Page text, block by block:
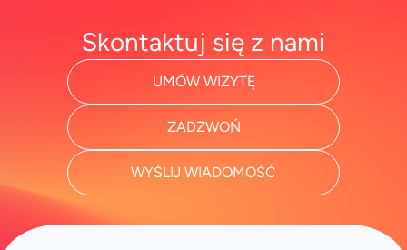
Skontaktuj się z nami
UMÓW WIZYTĘ
ZADZWOŃ
WYŚLIJ WIADOMOŚĆ